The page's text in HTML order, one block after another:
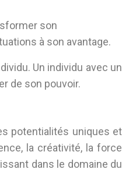
son
à son avantage.
Un individu avec un
de son pouvoir.
potentialités uniques et
la créativité, la force
dans le domaine du